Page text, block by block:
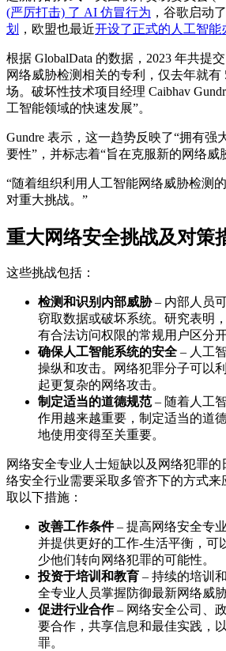
(严厉打击) 了 AI 仿冒行为 ，谷歌启动了
划
，欧盟也最近开设了正式的人工智能
根据 GlobalData 的数据，2023 年共提
网络威胁检测相关的专利，仅去年就有
场。破坏性技术项目经理 Caibhav
工智能领域的快速发展”。
Gundre 表示，这一趋势反映了“拥有强
要性”，并标志着“旨在克服新的网络威
“随着组织利用人工智能网络威胁检测
对重大挑战。”
重大网络安全挑战及对策
这些挑战包括：
检测和识别内部威胁– 内部人员
窃取数据或破坏系统。研究表明
有合法访问权限的常规用户区分开
确保人工智能系统的安全 – 人工
操纵和攻击。网络犯罪分子可以
起更复杂的网络攻击。
制定适当的道德规范– 随着人工
作用越来越重要，制定适当的道
地使用变得至关重要。
网络安全专业人士短缺以及网络犯罪的
络安全行业需要采取多管齐下的方式
取以下措施：
改善工作条件– 提高网络安全专
并提供更好的工作-生活平衡，可
少他们转向网络犯罪的可能性。
投资于培训和教育 – 持续的培训
全专业人员掌握防御最新网络威
促进行业合作– 网络安全公司、
要合作，共享信息和最佳实践，
罪。